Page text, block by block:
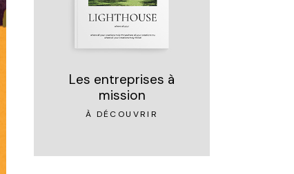
Les entreprises à
mission
À DÉCOUVRIR